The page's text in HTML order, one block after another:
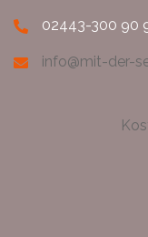
02443-300 90
info@mit-der-